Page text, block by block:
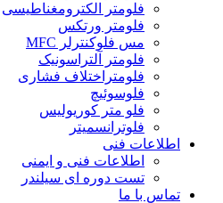
فلومتر الکترومغناطیسی
فلومتر ورتکس
مس فلوکنترلر MFC
فلومتر آلتراسونیک
فلومتراختلاف فشاری
فلوسوئیچ
فلو متر کوریولیس
فلوترانسمیتر
اطلاعات فنی
اطلاعات فنی و ایمنی
تست دوره ای سیلندر
تماس با ما